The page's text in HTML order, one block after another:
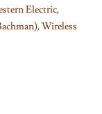
Electric,
,Wireless